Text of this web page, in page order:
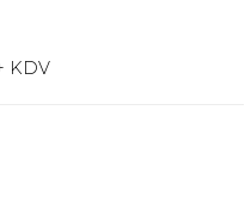
KDV